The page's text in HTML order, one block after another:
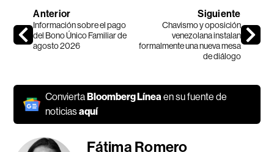
Anterior
Información sobre el pago
del Bono Único Familiar de
agosto 2026
Siguiente
Chavismo y oposición
venezolana instalan
formalmente una nueva mesa
de diálogo
ConviertaBloomberg Líneaen su fuente de
noticiasaquí
Fátima Romero